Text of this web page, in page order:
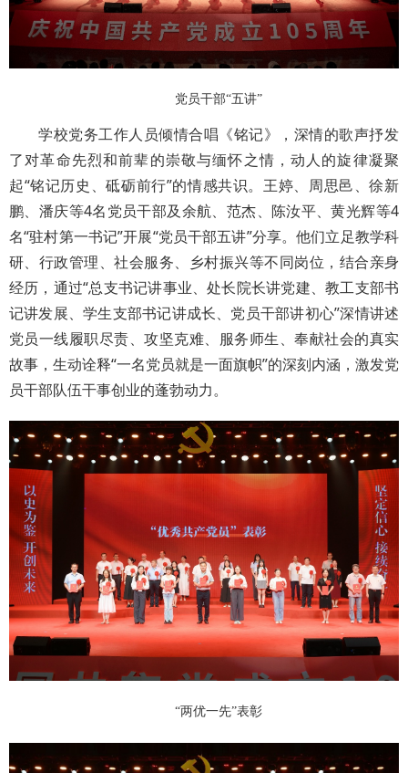
党员干部“五讲”
学校党务工作人员倾情合唱《铭记》，深情的歌声抒发
了对革命先烈和前辈的崇敬与缅怀之情，动人的旋律凝聚
起“铭记历史、砥砺前行”的情感共识。王婷、周思邑、徐新
鹏、潘庆等4名党员干部及余航、范杰、陈汝平、黄光辉等4
名“驻村第一书记”开展“党员干部五讲”分享。他们立足教学科
研、行政管理、社会服务、乡村振兴等不同岗位，结合亲身
经历，通过“总支书记讲事业、处长院长讲党建、教工支部书
记讲发展、学生支部书记讲成长、党员干部讲初心”深情讲述
党员一线履职尽责、攻坚克难、服务师生、奉献社会的真实
故事，生动诠释“一名党员就是一面旗帜”的深刻内涵，激发党
员干部队伍干事创业的蓬勃动力。
“两优一先”表彰